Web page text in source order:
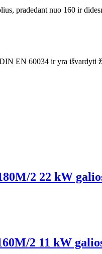
pradedant nuo 160 ir
EN 60034 ir yra išvardyti
2 22 kW
2 11 kW